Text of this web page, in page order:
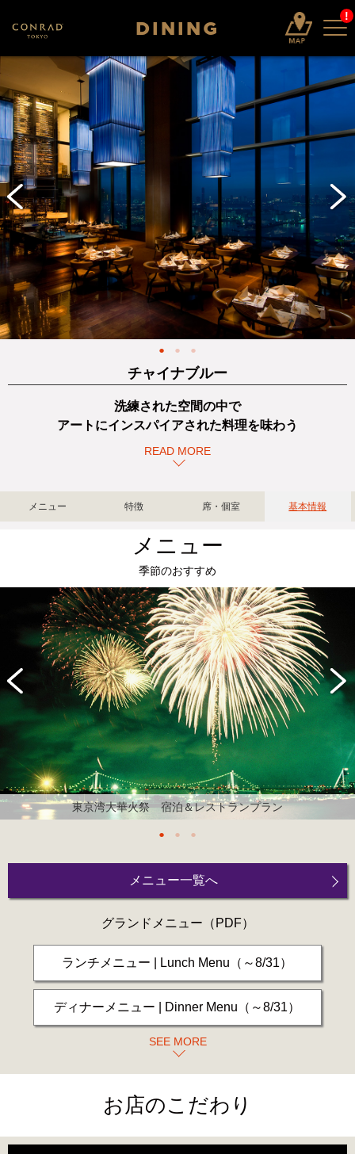
DINING
!
チャイナブルー
洗練された空間の中で
アートにインスパイアされた料理を味わう
READ MORE
メニュー 特徴 席・個室 基本情報
メニュー
季節のおすすめ
東京湾大華火祭 宿泊＆レストランプラン
メニュー一覧へ
グランドメニュー （PDF）
ランチメニュー | Lunch Menu（～8/31）
ディナーメニュー | Dinner Menu（～8/31）
SEE MORE
お店のこだわり